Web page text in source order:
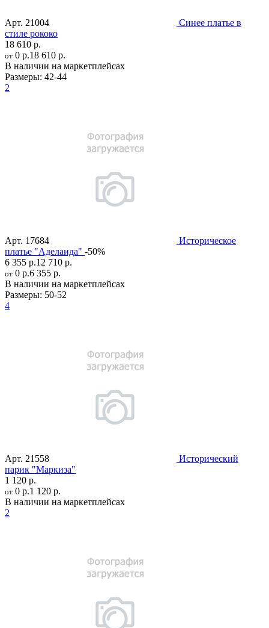
Арт. 21004
Синее платье в
стиле рококо
18 610 р.
от 0 р.18 610 р.
В наличии на маркетплейсах
Размеры: 42-44
2
Арт. 17684
Историческое
платье "Аделаида" -50%
6 355 р.12 710 р.
от 0 р.6 355 р.
В наличии на маркетплейсах
Размеры: 50-52
4
Арт. 21558
Исторический
парик "Маркиза"
1 120 р.
от 0 р.1 120 р.
В наличии на маркетплейсах
2